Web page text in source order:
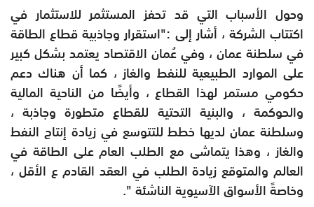
وحول الأسباب التي قد تحفز المستثمر للاستثمار في
اكتتاب الشركة ، أشار إلى :"استقرار وجاذبية قطاع الطاقة
في سلطنة عمان ، وفي عُمان الاقتصاد يعتمد بشكل كبير
على الموارد الطبيعية للنفط والغاز ، كما أن هناك دعم
حكومي مستمر لهذا القطاع ، وأيضًا من الناحية المالية
والحوكمة ، والبنية التحتية للقطاع متطورة وجاذبة ،
وسلطنة عمان لديها خطط للتتوسع في زيادة إنتاج النفط
والغاز ، وهذا يتماشى مع الطلب العام على الطاقة في
العالم والمتوقع زيادة الطلب في العقد القادم ع الأقل ،
وخاصةً الأسواق الآسيوية الناشئة ".